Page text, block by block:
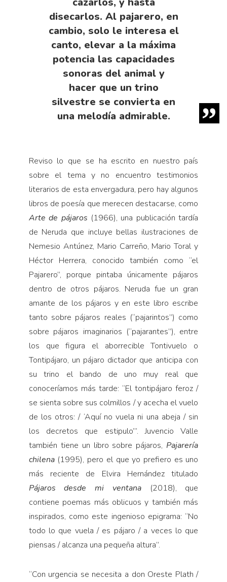
disecarlos. Al pajarero, en
cambio, solo le interesa el
canto, elevar a la máxima
potencia las capacidades
sonoras del animal y
hacer que un trino
silvestre se convierta en
una melodía admirable.
Reviso lo que se ha escrito en nuestro país
sobre el tema y no encuentro testimonios
literarios de esta envergadura, pero hay algunos
libros de poesía que merecen destacarse, como
Arte de pájaros (1966), una publicación tardía
de Neruda que incluye bellas ilustraciones de
Nemesio Antúnez, Mario Carreño, Mario Toral y
Héctor Herrera, conocido también como “el
Pajarero”, porque pintaba únicamente pájaros
dentro de otros pájaros. Neruda fue un gran
amante de los pájaros y en este libro escribe
tanto sobre pájaros reales (“pajarintos”) como
sobre pájaros imaginarios (“pajarantes”), entre
los que figura el aborrecible Tontivuelo o
Tontipájaro, un pájaro dictador que anticipa con
su trino el bando de uno muy real que
conoceríamos más tarde: “El tontipájaro feroz /
se sienta sobre sus colmillos / y acecha el vuelo
de los otros: / ‘Aquí no vuela ni una abeja / sin
los decretos que estipulo’”. Juvencio Valle
también tiene un libro sobre pájaros, Pajarería
chilena (1995), pero el que yo prefiero es uno
más reciente de Elvira Hernández titulado
Pájaros desde mi ventana
(2018), que
contiene poemas más oblicuos y también más
inspirados, como este ingenioso epigrama: “No
todo lo que vuela / es pájaro / a veces lo que
piensas / alcanza una pequeña altura”.
“Con urgencia se necesita a don Oreste Plath /